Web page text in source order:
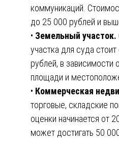
коммуникаций.
до 25 000 рублей и
• Земельный участок.
участка для суда
рублей, в зависимости
площади и
• Коммерческая
торговые, складские
оценки начинается от
может достигать 50